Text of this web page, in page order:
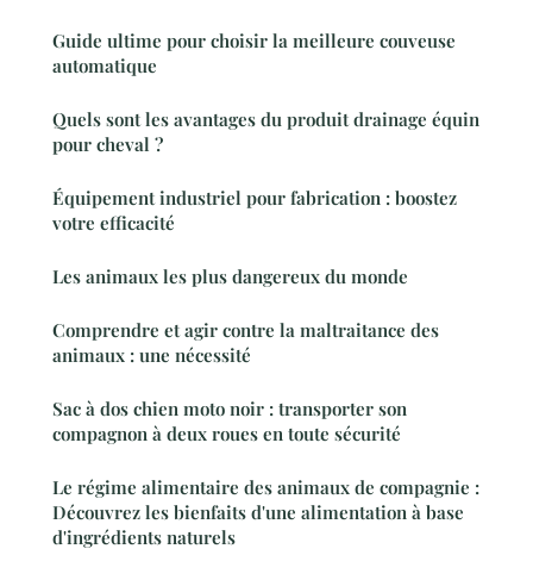
Guide ultime pour choisir la meilleure couveuse
automatique
Quels sont les avantages du produit drainage équin
pour cheval ?
Équipement industriel pour fabrication : boostez
votre efficacité
Les animaux les plus dangereux du monde
Comprendre et agir contre la maltraitance des
animaux : une nécessité
Sac à dos chien moto noir : transporter son
compagnon à deux roues en toute sécurité
Le régime alimentaire des animaux de compagnie :
Découvrez les bienfaits d'une alimentation à base
d'ingrédients naturels